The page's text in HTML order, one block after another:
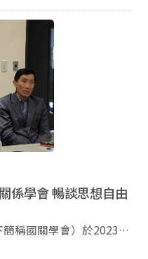
d/e/1FAIpQLScqPTviw
posts/p
著手，培育外語能力優
外國遊客透過步行導覽
灣，現為TripAdvisor上
台北、台
Tour 英語導覽員
城市「青年外交官英語
係學會 暢談思想自由
稱國關學會）於2023年
）史隆管理學院黃亞